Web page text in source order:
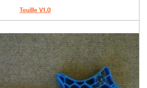
Touille V1.0